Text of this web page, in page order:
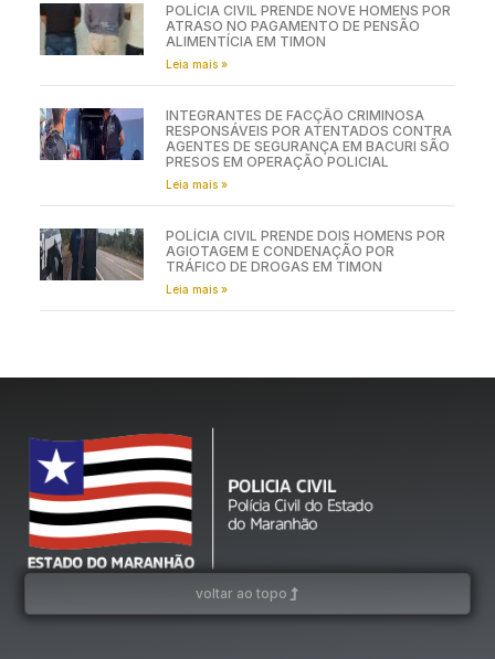
POLÍCIA CIVIL PRENDE NOVE HOMENS POR
ATRASO NO PAGAMENTO DE PENSÃO
ALIMENTÍCIA EM TIMON
Leia mais »
INTEGRANTES DE FACÇÃO CRIMINOSA
RESPONSÁVEIS POR ATENTADOS CONTRA
AGENTES DE SEGURANÇA EM BACURI SÃO
PRESOS EM OPERAÇÃO POLICIAL
Leia mais »
POLÍCIA CIVIL PRENDE DOIS HOMENS POR
AGIOTAGEM E CONDENAÇÃO POR
TRÁFICO DE DROGAS EM TIMON
Leia mais »
voltar ao topo